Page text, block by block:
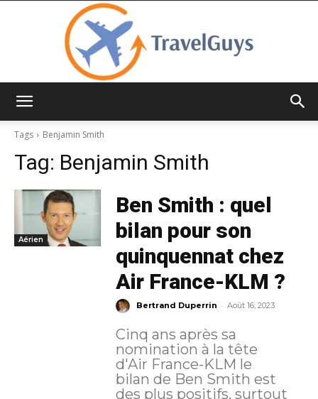
Tags
Benjamin Smith
Tag: Benjamin Smith
Aérien
Ben Smith : quel
bilan pour son
quinquennat chez
Air France-KLM ?
Bertrand Duperrin - Août 16, 2023
Cinq ans après sa
nomination à la tête
d'Air France-KLM le
bilan de Ben Smith est
des plus positifs, surtout